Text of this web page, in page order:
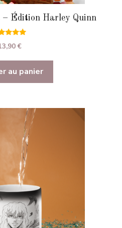
– Édition Harley Quinn
sur 5€
au panier